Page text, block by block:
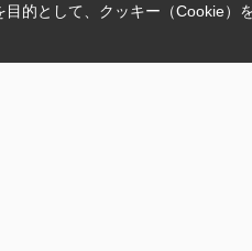
的として、クッキー（Cookie）